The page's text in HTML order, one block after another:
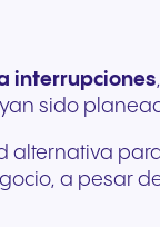
interrupciones
sido
a pesar